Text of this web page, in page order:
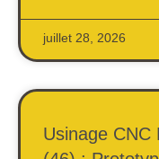
juillet 28, 2026
Usinage CNC